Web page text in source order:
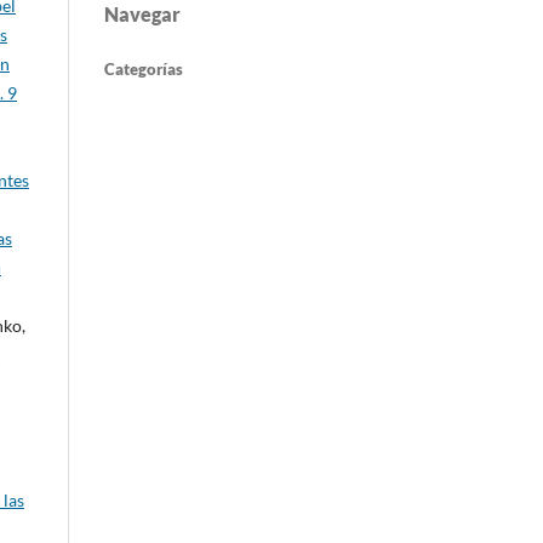
9
Navegar
Categorías